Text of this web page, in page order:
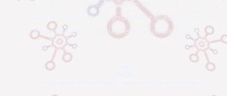
datorită proprietăților sale mecanice
superioare. Konitech proiectează și
implementează sisteme de susținere din
aluminiu care combină rigiditatea structurală cu
o manevrabilitate ușoară, asigurând fiabilitatea